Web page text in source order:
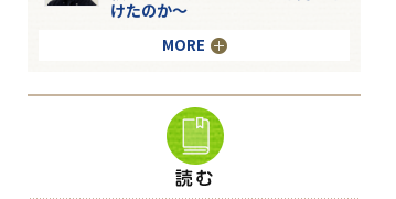
けたのか〜
MORE